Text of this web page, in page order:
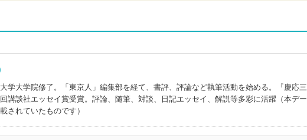
)
学大学院修了。「東京人」編集部を経て、書評、評論など執筆活動を始める。『慶応三
講談社エッセイ賞受賞。評論、随筆、対談、日記エッセイ、解説等多彩に活躍（本デー
されていたものです）